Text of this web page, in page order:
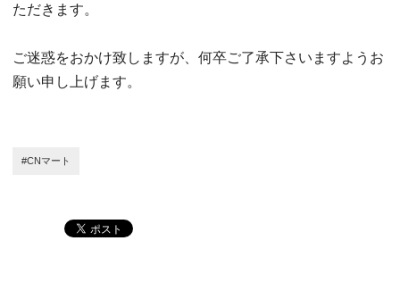
ただきます。
ご迷惑をおかけ致しますが、何卒ご了承下さいますようお
願い申し上げます。
#CNマート